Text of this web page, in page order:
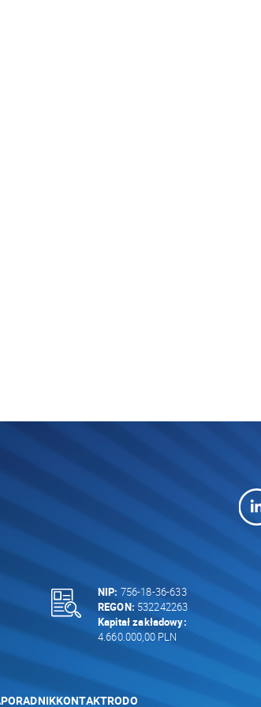
NIP: 756-18-36-633
REGON: 532242263
Kapitał zakładowy:
4.660.000,00 PLN
PORADNIKKONTAKTRODO